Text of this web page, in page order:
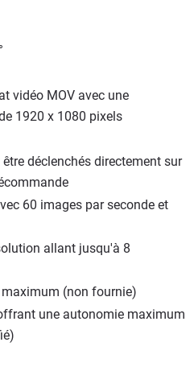
vidéo MOV avec une
1920 x 1080 pixels
déclenchés directement sur
60 images par seconde et
allant jusqu'à 8
maximum (non fournie)
une autonomie maximum